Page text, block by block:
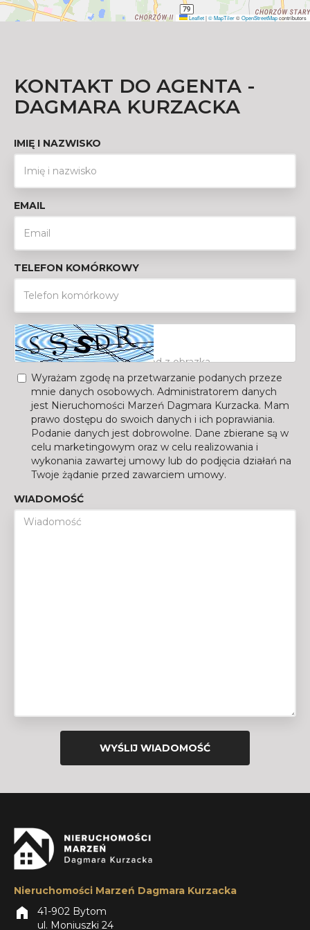
Leaflet|© MapTiler©OpenStreetMapcontributors
KONTAKT DO AGENTA -
DAGMARA KURZACKA
IMIĘ I NAZWISKO
EMAIL
TELEFON KOMÓRKOWY
Wyrażam zgodę na przetwarzanie podanych przeze
mnie danych osobowych. Administratorem danych
jest Nieruchomości Marzeń Dagmara Kurzacka. Mam
prawo dostępu do swoich danych i ich poprawiania.
Podanie danych jest dobrowolne. Dane zbierane są w
celu marketingowym oraz w celu realizowania i
wykonania zawartej umowy lub do podjęcia działań na
Twoje żądanie przed zawarciem umowy.
WIADOMOŚĆ
Nieruchomości Marzeń Dagmara Kurzacka
home
41-902 Bytom
ul. Moniuszki 24